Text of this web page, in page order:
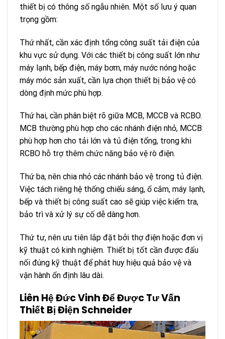
thiết bị có thông số ngẫu nhiên. Một số lưu ý quan
trọng gồm:
Thứ nhất, cần xác định tổng công suất tải điện của
khu vực sử dụng. Với các thiết bị công suất lớn như
máy lạnh, bếp điện, máy bơm, máy nước nóng hoặc
máy móc sản xuất, cần lựa chọn thiết bị bảo vệ có
dòng định mức phù hợp.
Thứ hai, cần phân biệt rõ giữa MCB, MCCB và RCBO.
MCB thường phù hợp cho các nhánh điện nhỏ, MCCB
phù hợp hơn cho tải lớn và tủ điện tổng, trong khi
RCBO hỗ trợ thêm chức năng bảo vệ rò điện.
Thứ ba, nên chia nhỏ các nhánh bảo vệ trong tủ điện.
Việc tách riêng hệ thống chiếu sáng, ổ cắm, máy lạnh,
bếp và thiết bị công suất cao sẽ giúp việc kiểm tra,
bảo trì và xử lý sự cố dễ dàng hơn.
Thứ tư, nên ưu tiên lắp đặt bởi thợ điện hoặc đơn vị
kỹ thuật có kinh nghiệm. Thiết bị tốt cần được đấu
nối đúng kỹ thuật để phát huy hiệu quả bảo vệ và
vận hành ổn định lâu dài.
Liên Hệ Đức Vinh Để Được Tư Vấn
Thiết Bị Điện Schneider